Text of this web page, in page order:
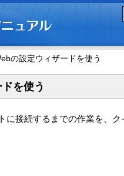
の設定ウィザードを使う
を使う
に接続するまでの作業を、